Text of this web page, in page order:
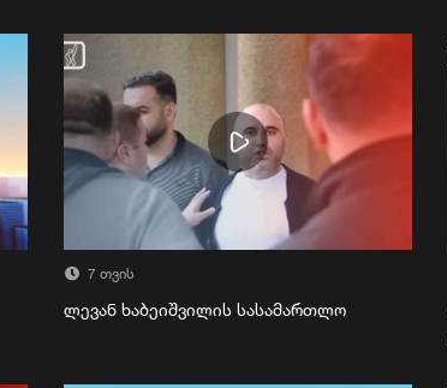
7 თვის
ლევან ხაბეიშვილის სასამართლო